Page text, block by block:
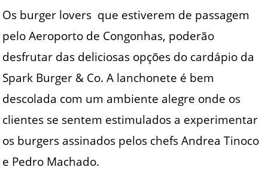
Os burger lovers que estiverem de passagem
pelo Aeroporto de Congonhas, poderão
desfrutar das deliciosas opções do cardápio da
Spark Burger & Co. A lanchonete é bem
descolada com um ambiente alegre onde os
clientes se sentem estimulados a experimentar
os burgers assinados pelos chefs Andrea Tinoco
e Pedro Machado.